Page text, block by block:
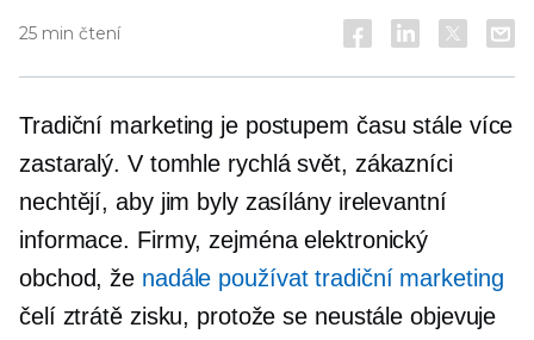
25 min čtení
Tradiční marketing je postupem času stále více
zastaralý. V tomhle rychlásvět, zákazníci
nechtějí, aby jim byly zasílány irelevantní
informace. Firmy, zejména elektronický
obchod, že nadále používat tradiční marketing
čelí ztrátě zisku, protože se neustále objevuje